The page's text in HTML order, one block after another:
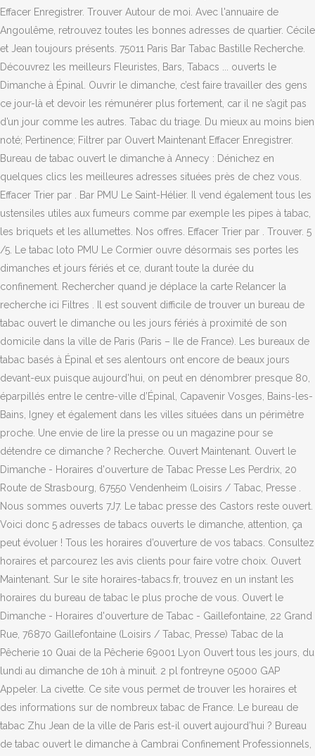
Effacer Enregistrer. Trouver Autour de moi. Avec l'annuaire de
Angoulême, retrouvez toutes les bonnes adresses de quartier. Cécile
et Jean toujours présents. 75011 Paris Bar Tabac Bastille Recherche.
Découvrez les meilleurs Fleuristes, Bars, Tabacs ... ouverts le
Dimanche à Épinal. Ouvrir le dimanche, c’est faire travailler des gens
ce jour-là et devoir les rémunérer plus fortement, car il ne s’agit pas
d’un jour comme les autres. Tabac du triage. Du mieux au moins bien
noté; Pertinence; Filtrer par Ouvert Maintenant Effacer Enregistrer.
Bureau de tabac ouvert le dimanche à Annecy : Dénichez en
quelques clics les meilleures adresses situées près de chez vous.
Effacer Trier par . Bar PMU Le Saint-Hélier. Il vend également tous les
ustensiles utiles aux fumeurs comme par exemple les pipes à tabac,
les briquets et les allumettes. Nos offres. Effacer Trier par . Trouver. 5
/5. Le tabac loto PMU Le Cormier ouvre désormais ses portes les
dimanches et jours fériés et ce, durant toute la durée du
confinement. Rechercher quand je déplace la carte Relancer la
recherche ici Filtres . Il est souvent difficile de trouver un bureau de
tabac ouvert le dimanche ou les jours fériés à proximité de son
domicile dans la ville de Paris (Paris – Ile de France). Les bureaux de
tabac basés à Épinal et ses alentours ont encore de beaux jours
devant-eux puisque aujourd'hui, on peut en dénombrer presque 80,
éparpillés entre le centre-ville d’Épinal, Capavenir Vosges, Bains-les-
Bains, Igney et également dans les villes situées dans un périmètre
proche. Une envie de lire la presse ou un magazine pour se
détendre ce dimanche ? Recherche. Ouvert Maintenant. Ouvert le
Dimanche - Horaires d'ouverture de Tabac Presse Les Perdrix, 20
Route de Strasbourg, 67550 Vendenheim (Loisirs / Tabac, Presse .
Nous sommes ouverts 7J7. Le tabac presse des Castors reste ouvert.
Voici donc 5 adresses de tabacs ouverts le dimanche, attention, ça
peut évoluer ! Tous les horaires d’ouverture de vos tabacs. Consultez
horaires et parcourez les avis clients pour faire votre choix. Ouvert
Maintenant. Sur le site horaires-tabacs.fr, trouvez en un instant les
horaires du bureau de tabac le plus proche de vous. Ouvert le
Dimanche - Horaires d'ouverture de Tabac - Gaillefontaine, 22 Grand
Rue, 76870 Gaillefontaine (Loisirs / Tabac, Presse) Tabac de la
Pêcherie 10 Quai de la Pêcherie 69001 Lyon Ouvert tous les jours, du
lundi au dimanche de 10h à minuit. 2 pl fontreyne 05000 GAP
Appeler. La civette. Ce site vous permet de trouver les horaires et
des informations sur de nombreux tabac de France. Le bureau de
tabac Zhu Jean de la ville de Paris est-il ouvert aujourd’hui ? Bureau
de tabac ouvert le dimanche à Cambrai Confinement Professionnels,